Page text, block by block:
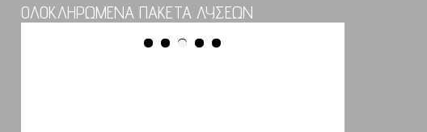
ΟΛΟΚΛΗΡΩΜΕΝΑ ΠΑΚΕΤΑ ΛΥΣΕΩΝ